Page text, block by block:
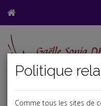
Comme tous les sites de